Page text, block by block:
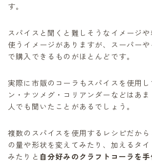
す。
スパイスと聞くと難しそうなイメージ
使うイメージがありますが、スーパーや
で購入できるものがほとんどです。
実際に市販のコーラもスパイスを使用
ン・ナツメグ・コリアンダーなどはあ
人でも聞いたことがあるでしょう。
複数のスパイスを使用するレシピだか
の量や形状を変えてみたり、加えるタ
みたりと 自分好みのクラフトコーラを